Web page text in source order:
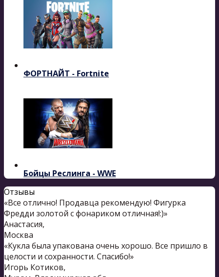
ФОРТНАЙТ - Fortnite
Бойцы Реслинга - WWE
Отзывы
«Все отлично! Продавца рекомендую! Фигурка
Фредди золотой с фонариком отличная!:)»
Анастасия,
Москва
«Кукла была упакована очень хорошо. Все пришло в
целости и сохранности. Спасибо!»
Игорь Котиков,